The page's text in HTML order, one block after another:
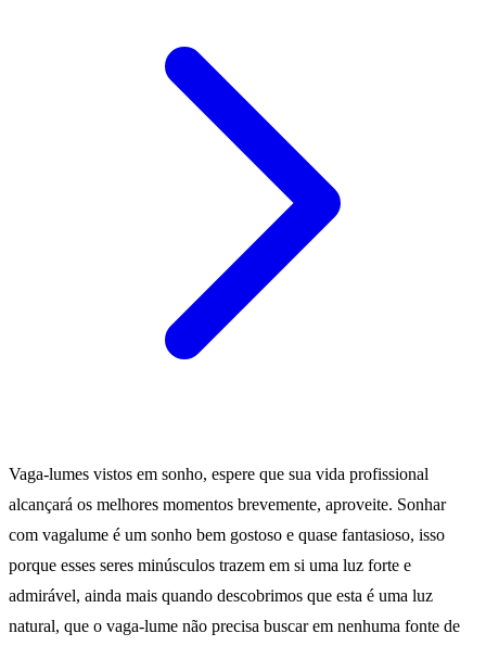
Vaga-lumes vistos em sonho, espere que sua vida profissional
alcançará os melhores momentos brevemente, aproveite. Sonhar
com vagalume é um sonho bem gostoso e quase fantasioso, isso
porque esses seres minúsculos trazem em si uma luz forte e
admirável, ainda mais quando descobrimos que esta é uma luz
natural, que o vaga-lume não precisa buscar em nenhuma fonte de